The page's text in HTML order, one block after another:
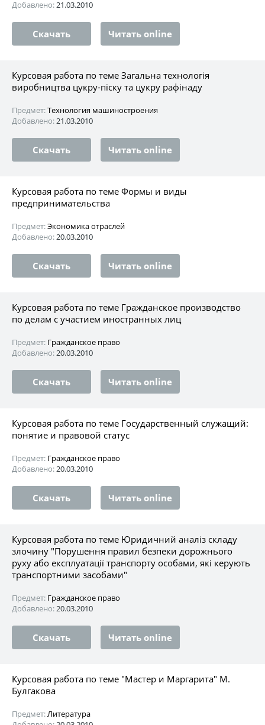
Добавлено:21.03.2010
Скачать Читать online
Курсовая работа по теме Загальна технологія
виробництва цукру-піску та цукру рафінаду
Предмет:Технология машиностроения
Добавлено:21.03.2010
Скачать Читать online
Курсовая работа по теме Формы и виды
предпринимательства
Предмет:Экономика отраслей
Добавлено:20.03.2010
Скачать Читать online
Курсовая работа по теме Гражданское производство
по делам с участием иностранных лиц
Предмет: Гражданское право
Добавлено:20.03.2010
Скачать Читать online
Курсовая работа по теме Государственный служащий:
понятие и правовой статус
Предмет: Гражданское право
Добавлено:20.03.2010
Скачать Читать online
Курсовая работа по теме Юридичний аналіз складу
злочину "Порушення правил безпеки дорожнього
руху або експлуатації транспорту особами, які керують
транспортними засобами"
Предмет: Гражданское право
Добавлено:20.03.2010
Скачать Читать online
Курсовая работа по теме "Мастер и Маргарита" М.
Булгакова
Предмет:Литература